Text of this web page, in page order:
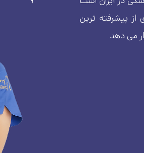
پیشرفته ترین
می دهد.